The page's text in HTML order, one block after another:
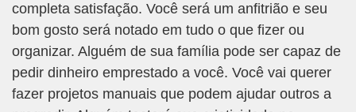
completa satisfação. Você será um anfitrião e seu
bom gosto será notado em tudo o que fizer ou
organizar. Alguém de sua família pode ser capaz de
pedir dinheiro emprestado a você. Você vai querer
fazer projetos manuais que podem ajudar outros a